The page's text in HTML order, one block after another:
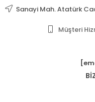
Sanayi Mah. Atatürk
Müşteri